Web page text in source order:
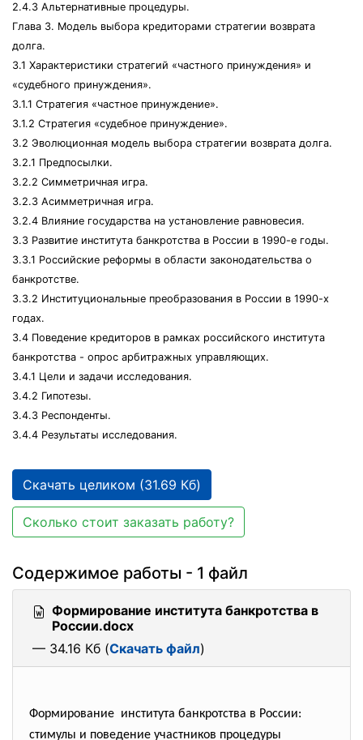
2.4.3 Альтернативные процедуры.
Глава 3. Модель выбора кредиторами стратегии возврата
долга.
3.1 Характеристики стратегий «частного принуждения» и
«судебного принуждения».
3.1.1 Стратегия «частное принуждение».
3.1.2 Стратегия «судебное принуждение».
3.2 Эволюционная модель выбора стратегии возврата долга.
3.2.1 Предпосылки.
3.2.2 Симметричная игра.
3.2.3 Асимметричная игра.
3.2.4 Влияние государства на установление равновесия.
3.3 Развитие института банкротства в России в 1990-е годы.
3.3.1 Российские реформы в области законодательства о
банкротстве.
3.3.2 Институциональные преобразования в России в 1990-х
годах.
3.4 Поведение кредиторов в рамках российского института
банкротства - опрос арбитражных управляющих.
3.4.1 Цели и задачи исследования.
3.4.2 Гипотезы.
3.4.3 Респонденты.
3.4.4 Результаты исследования.
Скачать целиком (31.69 Кб)
Сколько стоит заказать работу?
Содержимое работы - 1 файл
Формирование института банкротства в
России.docx
— 34.16 Кб (Скачать файл)
Формирование института банкротства в России:
стимулы и поведение участников процедуры